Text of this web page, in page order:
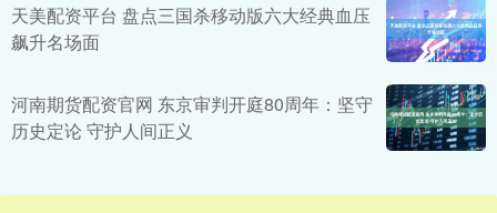
天美配资平台 盘点三国杀移动版六大经典血压
飙升名场面
河南期货配资官网 东京审判开庭80周年：坚守
历史定论 守护人间正义